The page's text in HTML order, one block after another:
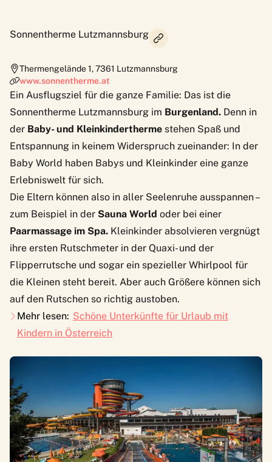
Sonnentherme Lutzmannsburg
Thermengelände 1,7361 Lutzmannsburg
www.sonnentherme.at
Ein Ausflugsziel für die ganze Familie: Das ist die
Sonnentherme Lutzmannsburg im Burgenland. Denn in
der Baby- und Kleinkindertherme stehen Spaß und
Entspannung in keinem Widerspruch zueinander: In der
Baby World haben Babys und Kleinkinder eine ganze
Erlebniswelt für sich.
Die Eltern können also in aller Seelenruhe ausspannen –
zum Beispiel in der Sauna World oder bei einer
Paarmassage im Spa. Kleinkinder absolvieren vergnügt
ihre ersten Rutschmeter in der Quaxi- und der
Flipperrutsche und sogar ein spezieller Whirlpool für
die Kleinen steht bereit. Aber auch Größere können sich
auf den Rutschen so richtig austoben.
Mehr lesen: Schöne Unterkünfte für Urlaub mit
Kindern in Österreich